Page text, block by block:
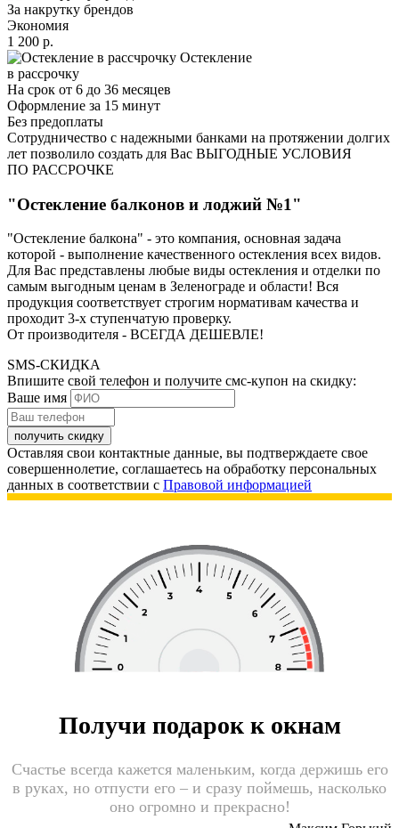
За накрутку брендов
Экономия
1 200 р.
Остекление
в рассрочку
На срок от 6 до 36 месяцев
Оформление за 15 минут
Без предоплаты
Сотрудничество с надежными банками на протяжении долгих
лет позволило создать для Вас ВЫГОДНЫЕ УСЛОВИЯ
ПО РАССРОЧКЕ
"Остекление балконов и лоджий №1"
"Остекление балкона" - это компания, основная задача
которой - выполнение качественного остекления всех видов.
Для Вас представлены любые виды остекления и отделки по
самым выгодным ценам в Зеленограде и области! Вся
продукция соответствует строгим нормативам качества и
проходит 3-х ступенчатую проверку.
От производителя - ВСЕГДА ДЕШЕВЛЕ!
SMS-СКИДКА
Впишите свой телефон и получите смс-купон на скидку:
Ваше имя
получить скидку
Оставляя свои контактные данные, вы подтверждаете свое
совершеннолетие, соглашаетесь на обработку персональных
данных в соответствии с Правовой информацией
Получи подарок к окнам
Счастье всегда кажется маленьким, когда держишь его
в руках, но отпусти его – и сразу поймешь, насколько
оно огромно и прекрасно!